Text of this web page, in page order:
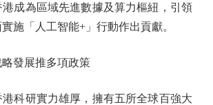
成為區域先進數據及算力樞紐，引領
施「人工智能+」行動作出貢獻。
發展推多項政策
研實力雄厚，擁有五所全球百強大